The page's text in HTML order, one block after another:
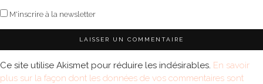
M'inscrire à la newsletter
Ce site utilise Akismet pour réduire les indésirables. En savoir
plus sur la façon dont les données de vos commentaires sont